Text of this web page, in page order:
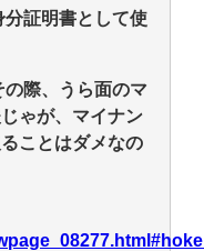
分証明書として使
際、うら面のマ
ゃが、マイナン
ことはダメなの